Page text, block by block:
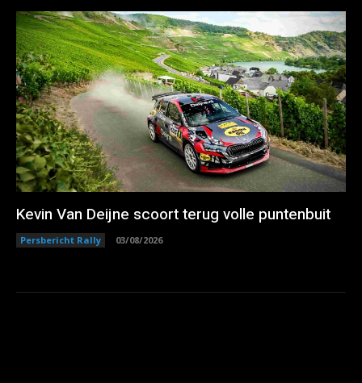
Kevin Van Deijne scoort terug volle puntenbuit
Persbericht Rally 03/08/2026